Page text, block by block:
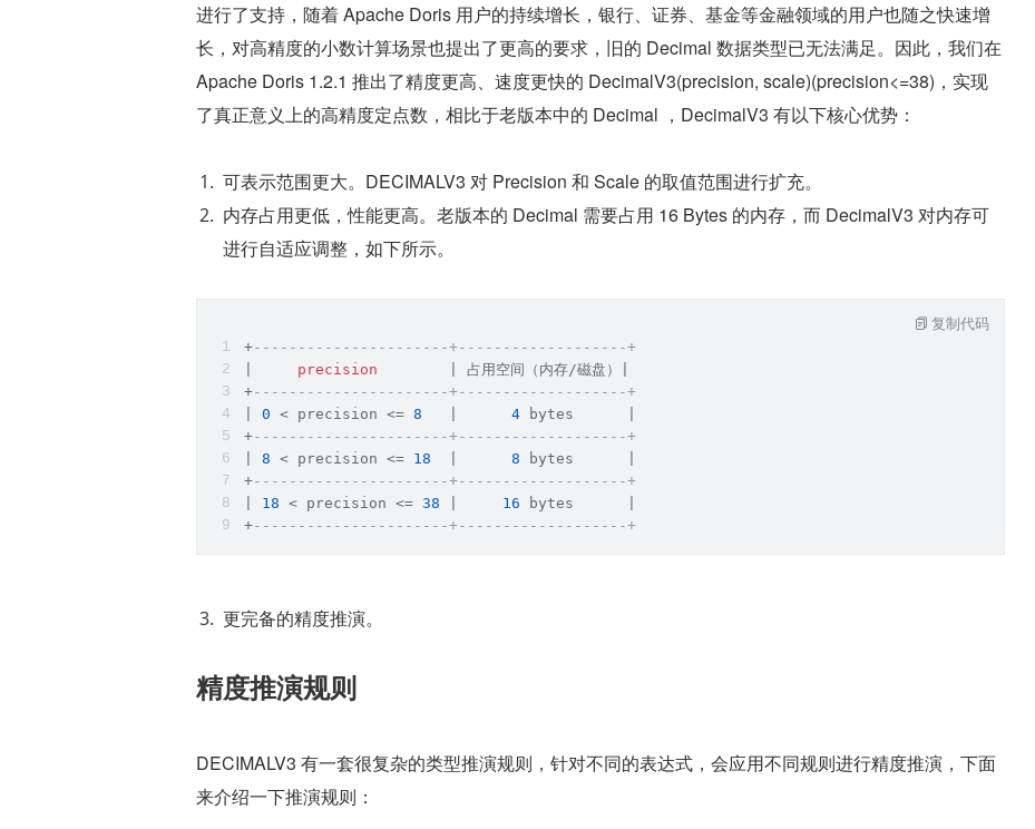
进行了支持，随着 Apache Doris 用户的持续增长，银行、证券、基金等金融领域的用户也随之快速增
长，对高精度的小数计算场景也提出了更高的要求，旧的 Decimal 数据类型已无法满足。因此，我们在
Apache Doris 1.2.1 推出了精度更高、速度更快的 DecimalV3(precision, scale)(precision<=38)，实现
了真正意义上的高精度定点数，相比于老版本中的 Decimal ，DecimalV3 有以下核心优势：
可表示范围更大。DECIMALV3 对 Precision 和 Scale 的取值范围进行扩充。
内存占用更低，性能更高。老版本的 Decimal 需要占用 16 Bytes 的内存，而 DecimalV3 对内存可
进行自适应调整，如下所示。
+----------------------+-------------------+
precision 占用空间（内存/磁盘）
+----------------------+-------------------+
0 < precision <= 8 4 bytes
+----------------------+-------------------+
8 < precision <= 18 8 bytes
+----------------------+-------------------+
18 < precision <= 38 16 bytes
+----------------------+-------------------+
复制代码
更完备的精度推演。
精度推演规则
DECIMALV3 有一套很复杂的类型推演规则，针对不同的表达式，会应用不同规则进行精度推演，下面
来介绍一下推演规则：